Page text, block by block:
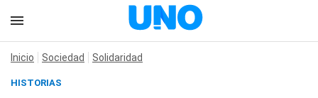
Inicio Sociedad Solidaridad
HISTORIAS